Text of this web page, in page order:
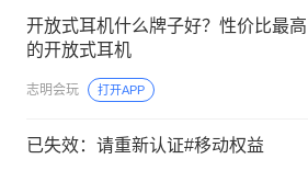
开放式耳机什么牌子好？性价比最高
的开放式耳机
志明会玩 打开APP
已失效：请重新认证#移动权益